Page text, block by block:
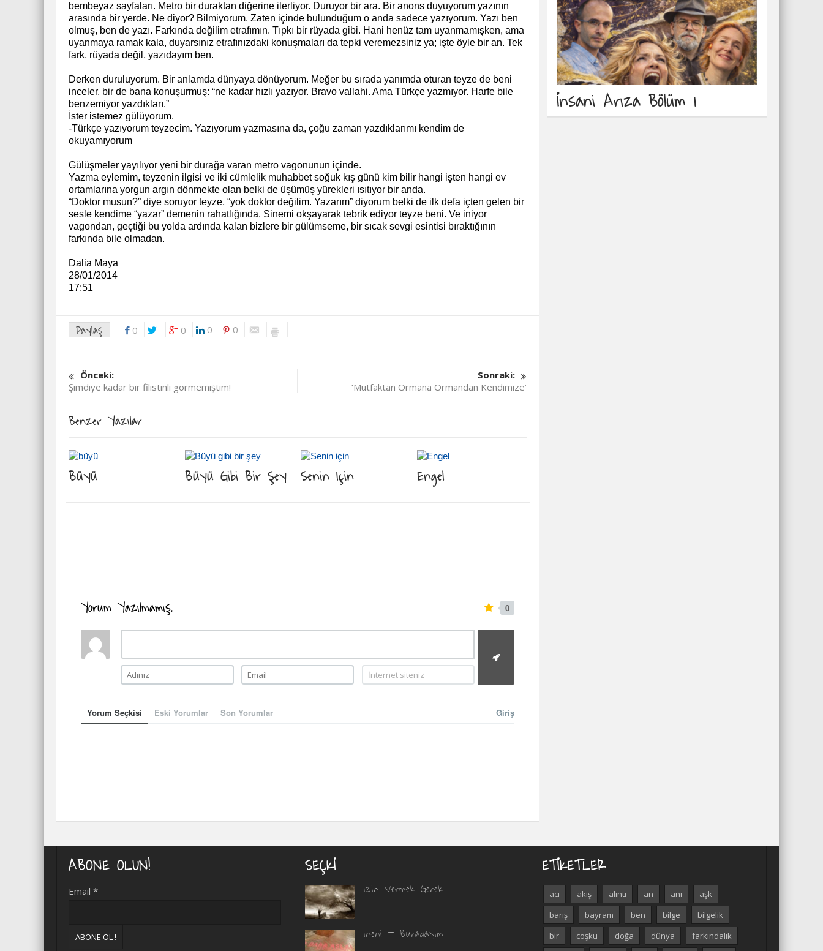
bembeyaz sayfaları. Metro bir duraktan diğerine ilerliyor. Duruyor bir ara. Bir anons duyuyorum yazının
arasında bir yerde. Ne diyor? Bilmiyorum. Zaten içinde bulunduğum o anda sadece yazıyorum. Yazı ben
olmuş, ben de yazı. Farkında değilim etrafımın. Tıpkı bir rüyada gibi. Hani henüz tam uyanmamışken, ama
uyanmaya ramak kala, duyarsınız etrafınızdaki konuşmaları da tepki veremezsiniz ya; işte öyle bir an. Tek
fark, rüyada değil, yazıdayım ben.
Derken duruluyorum. Bir anlamda dünyaya dönüyorum. Meğer bu sırada yanımda oturan teyze de beni
inceler, bir de bana konuşurmuş: “ne kadar hızlı yazıyor. Bravo vallahi. Ama Türkçe yazmıyor. Harfe bile
benzemiyor yazdıkları.”
İster istemez gülüyorum.
-Türkçe yazıyorum teyzecim. Yazıyorum yazmasına da, çoğu zaman yazdıklarımı kendim de
okuyamıyorum
Gülüşmeler yayılıyor yeni bir durağa varan metro vagonunun içinde.
Yazma eylemim, teyzenin ilgisi ve iki cümlelik muhabbet soğuk kış günü kim bilir hangi işten hangi ev
ortamlarına yorgun argın dönmekte olan belki de üşümüş yürekleri ısıtıyor bir anda.
“Doktor musun?” diye soruyor teyze, “yok doktor değilim. Yazarım” diyorum belki de ilk defa içten gelen bir
sesle kendime “yazar” demenin rahatlığında. Sinemi okşayarak tebrik ediyor teyze beni. Ve iniyor
vagondan, geçtiği bu yolda ardında kalan bizlere bir gülümseme, bir sıcak sevgi esintisi bıraktığının
farkında bile olmadan.
Dalia Maya
28/01/2014
17:51
Paylaş 0 0 0 0
Önceki:
Şimdiye kadar bir filistinli görmemiştim!
Sonraki:
‘Mutfaktan Ormana Ormandan Kendimize’
Benzer Yazılar
Büyü Büyü Gibi Bir Şey Senin Için Engel
Yorum Yazılmamış. 0
Yorum Seçkisi Eski Yorumlar Son Yorumlar Giriş
İnsani Arıza Bölüm 1
ABONE OLUN!
Email *
SEÇKI
İzin Vermek Gerek
İneni – Buradayım
ETIKETLER
acı akış alıntı an anı
aşk
barış
bayram ben bilge
bilgelik
bir
coşku doğa dünya farkındalık